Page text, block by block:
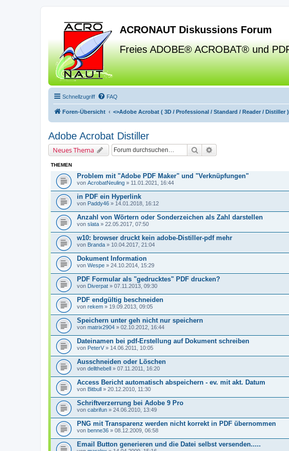
ACRONAUT Diskussions Forum
Freies ADOBE® ACROBAT® und
Schnellzugriff FAQ
Foren-Übersicht <>Adobe Acrobat ( 3D / Professional / Standard / Reader / Distiller )
Adobe Acrobat Distiller
Neues Thema Suche
THEMEN
Problem mit "Adobe PDF Maker" und "Verknüpfungen"
von AcrobatNeuling » 11.01.2021, 16:44
in PDF ein Hyperlink
von Paddy46 » 14.01.2018, 16:12
Anzahl von Wörtern oder Sonderzeichen als Zahl darstellen
von slata » 22.05.2017, 07:50
w10: browser druckt kein adobe-Distiller-pdf mehr
von Branda » 10.04.2017, 21:04
Dokument Information
von Wespe » 24.10.2014, 15:29
PDF Formular als "gedrucktes" PDF drucken?
von Diverpat » 07.11.2013, 09:30
PDF endgültig beschneiden
von rekem » 19.09.2013, 09:05
Speichern unter geh nicht nur speichern
von matrix2904 » 02.10.2012, 16:44
Dateinamen bei pdf-Erstellung auf Dokument schreiben
von PeterV » 14.06.2011, 10:05
Ausschneiden oder Löschen
von dellthebell » 07.11.2011, 16:20
Access Bericht automatisch abspeichern - ev. mit akt. Datum
von Bitbull » 20.12.2010, 11:30
Schriftverzerrung bei Adobe 9 Pro
von cabrifun » 24.06.2010, 13:49
PNG mit Transparenz werden nicht korrekt in PDF übernommen
von benne36 » 08.12.2009, 06:58
Email Button generieren und die Datei selbst versenden.....